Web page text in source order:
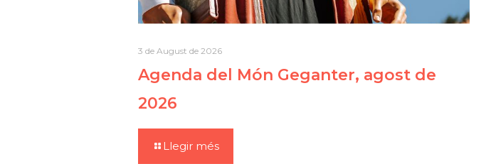
3 de August de 2026
Agenda del Món Geganter, agost de
2026
Llegir més